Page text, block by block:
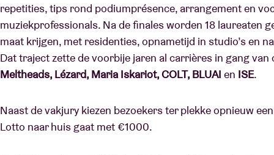
repetities, tips rond podiumprésence, arrangement en
muziekprofessionals. Na de finales worden 18 laureaten
maat krijgen, met residenties, opnametijd in studio’s en
Dat traject zette de voorbije jaren al carrières in gang van
Meltheads, Lézard, Maria Iskariot, COLT, BLUAI en ISE.
Naast de vakjury kiezen bezoekers ter plekke opnieuw
Lotto naar huis gaat met €1000.